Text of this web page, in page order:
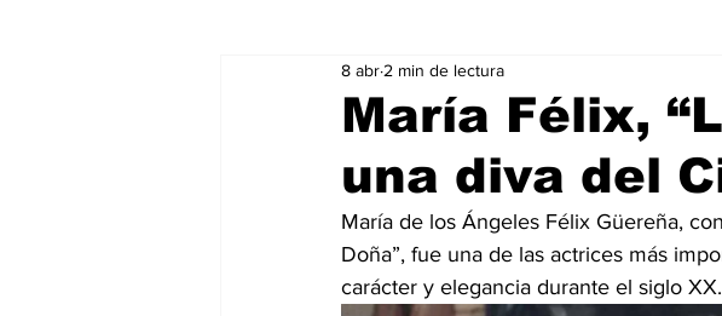
Cinematografía México
María Félix,
una diva del
8 abr 2 min de lectura
María de los Ángeles Félix Güereña,
Doña”, fue una de las actrices más
carácter y elegancia durante el siglo XX.